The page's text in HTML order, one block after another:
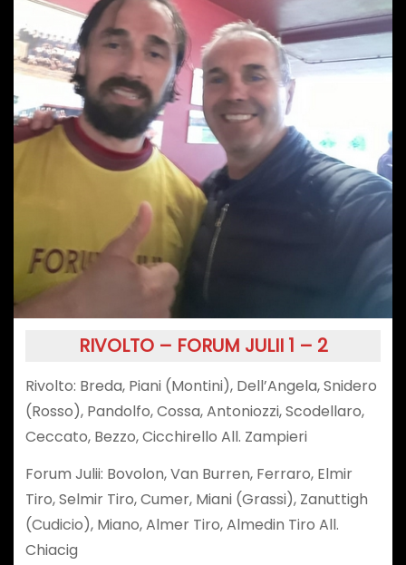
RIVOLTO – FORUM JULII 1 – 2
Rivolto: Breda, Piani (Montini), Dell’Angela, Snidero
(Rosso), Pandolfo, Cossa, Antoniozzi, Scodellaro,
Ceccato, Bezzo, Cicchirello All. Zampieri
Forum Julii: Bovolon, Van Burren, Ferraro, Elmir
Tiro, Selmir Tiro, Cumer, Miani (Grassi), Zanuttigh
(Cudicio), Miano, Almer Tiro, Almedin Tiro All.
Chiacig